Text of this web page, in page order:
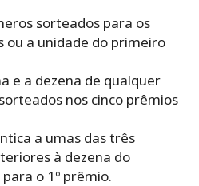
sorteados para os
ou a unidade do primeiro
e a dezena de qualquer
nos cinco prêmios
a umas das três
à dezena do
o 1º prêmio.